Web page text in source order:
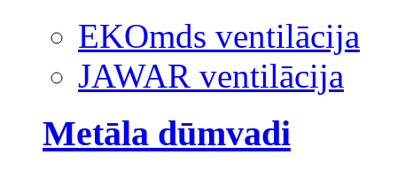
EKOmds ventilācija
JAWAR ventilācija
Metāla dūmvadi